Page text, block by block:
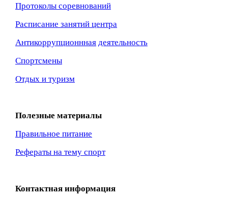
Протоколы соревнований
Расписание занятий центра
Антикоррупционнная деятельность
Спортсмены
Отдых и туризм
Полезные материалы
Правильное питание
Рефераты на тему спорт
Контактная информация